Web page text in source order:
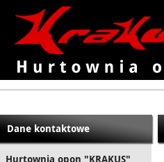
KRAKUS - hurtownia opon
Dane kontaktowe
Hurtownia opon "KRAKUS"